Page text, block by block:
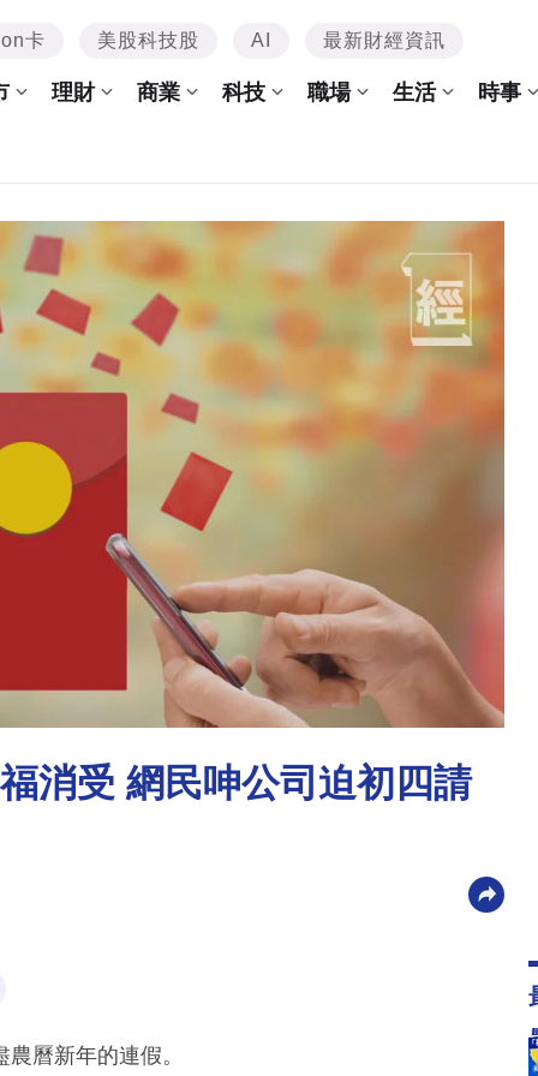
卡 美股科技股 AI 最新財經資訊
理財 商業 科技 職場 生活 時事
消受 網民呻公司迫初四請
曆新年的連假。